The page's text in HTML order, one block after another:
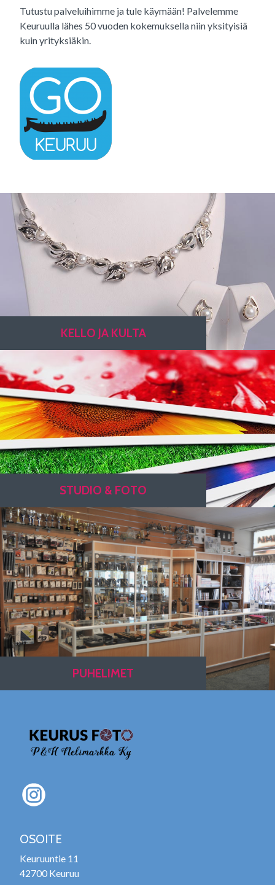
Tutustu palveluihimme ja tule käymään! Palvelemme
Keuruulla lähes 50 vuoden kokemuksella niin yksityisiä
kuin yrityksiäkin.
KELLO JA KULTA
STUDIO & FOTO
PUHELIMET
OSOITE
Keuruuntie 11
42700 Keuruu